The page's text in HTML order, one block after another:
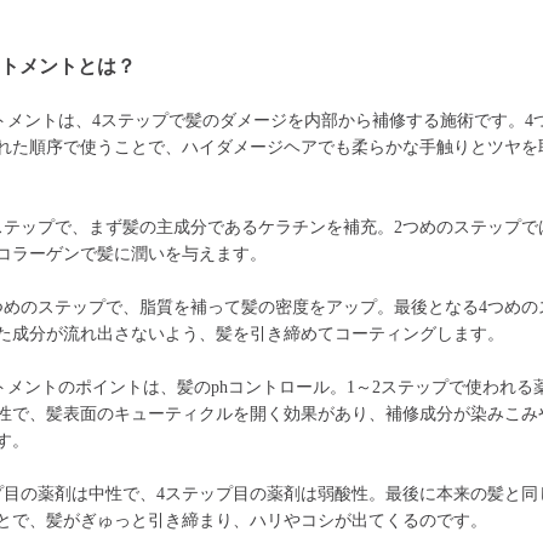
メントとは？
メントは、4ステップで髪のダメージを内部から補修する施術です。4
た順序で使うことで、ハイダメージヘアでも柔らかな手触りとツヤを
テップで、まず髪の主成分であるケラチンを補充。2つめのステップで
ラーゲンで髪に潤いを与えます。
めのステップで、脂質を補って髪の密度をアップ。最後となる4つめの
成分が流れ出さないよう、髪を引き締めてコーティングします。
メントのポイントは、髪のphコントロール。1～2ステップで使われる
で、髪表面のキューティクルを開く効果があり、補修成分が染みこみ
。
目の薬剤は中性で、4ステップ目の薬剤は弱酸性。最後に本来の髪と同
で、髪がぎゅっと引き締まり、ハリやコシが出てくるのです。